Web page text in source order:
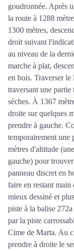
goudronnée. Après
la route à 1288
1300 mètres,
droit suivant
au niveau de la
marche à plat,
en bois. Traverser
traversant une partie
sèches. À 1367
droite sur quelques
prendre à gauche.
temporairement une
mètres d'altitude
gauche) pour
panneau discret en
faire en restant
mieux dessiné et
piste à la balise
par la piste
Cime de Marta. Au
prendre à droite le